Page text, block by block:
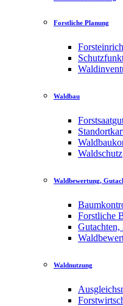
Forstliche Planung
Waldbau
Waldschutz
Waldbewertung,
Forstliche
Gutachten,
Waldnutzung